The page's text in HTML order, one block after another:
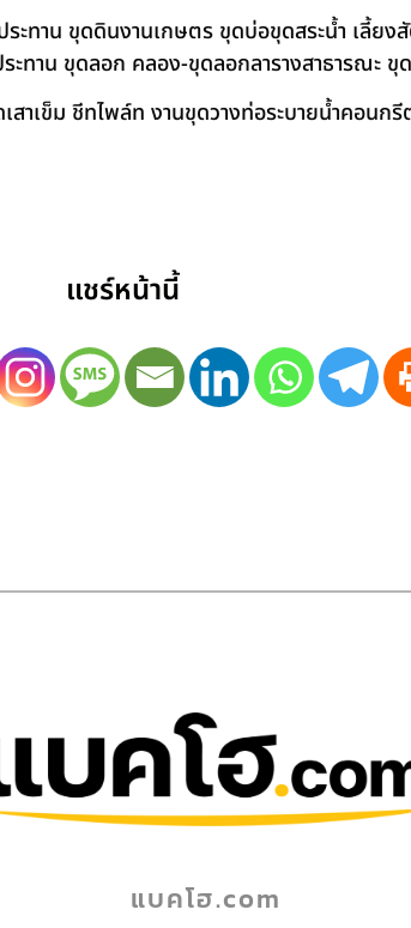
ะทาน ขุดดินงานเกษตร ขุดบ่อขุดสระน้ำ เลี้ยง
ทาน ขุดลอก คลอง-ขุดลอกลารางสาธารณะ ขุ
าเข็ม ชีทไพล์ท งานขุดวางท่อระบายน้ำคอนก
แชร์หน้านี้
แบคโฮ.com